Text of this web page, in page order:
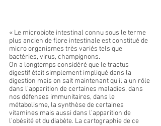
« Le microbiote intestinal connu sous le terme
plus ancien de flore intestinale est constitué de
micro organismes très variés tels que
bactéries, virus, champignons.
On a longtemps considéré que le tractus
digestif était simplement impliqué dans la
digestion mais on sait maintenant qu’il a un rôle
dans l’apparition de certaines maladies, dans
nos défenses immunitaires, dans le
métabolisme, la synthèse de certaines
vitamines mais aussi dans l’apparition de
l’obésité et du diabète. La cartographie de ce